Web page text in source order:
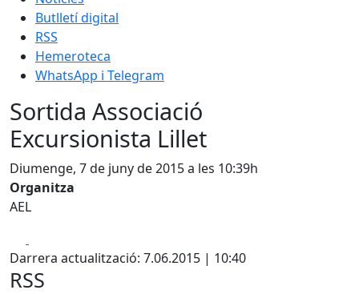
Butlletí digital
RSS
Hemeroteca
WhatsApp i Telegram
Sortida Associació
Excursionista Lillet
Diumenge, 7 de juny de 2015 a les 10:39h
Organitza
AEL
Darrera actualització: 7.06.2015 | 10:40
RSS